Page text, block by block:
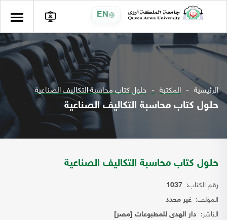
EN
الرئيسية المكتبة حلول كتاب محاسبة التكاليف الصناعية
حلول كتاب محاسبة التكاليف الصناعية
حلول كتاب محاسبة التكاليف الصناعية
رقم الكتاب: 1037
المؤلف: غير محدد
الناشر: دار الهدى للمطبوعات [مصر]